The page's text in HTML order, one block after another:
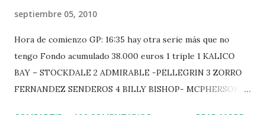
septiembre 05, 2010
Hora de comienzo GP: 16:35 hay otra serie más que no
tengo Fondo acumulado 38.000 euros 1 triple 1 KALICO
BAY – STOCKDALE 2 ADMIRABLE -PELLEGRIN 3 ZORRO
FERNANDEZ SENDEROS 4 BILLY BISHOP- MCPHERSON 5